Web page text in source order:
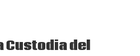
Custodia del